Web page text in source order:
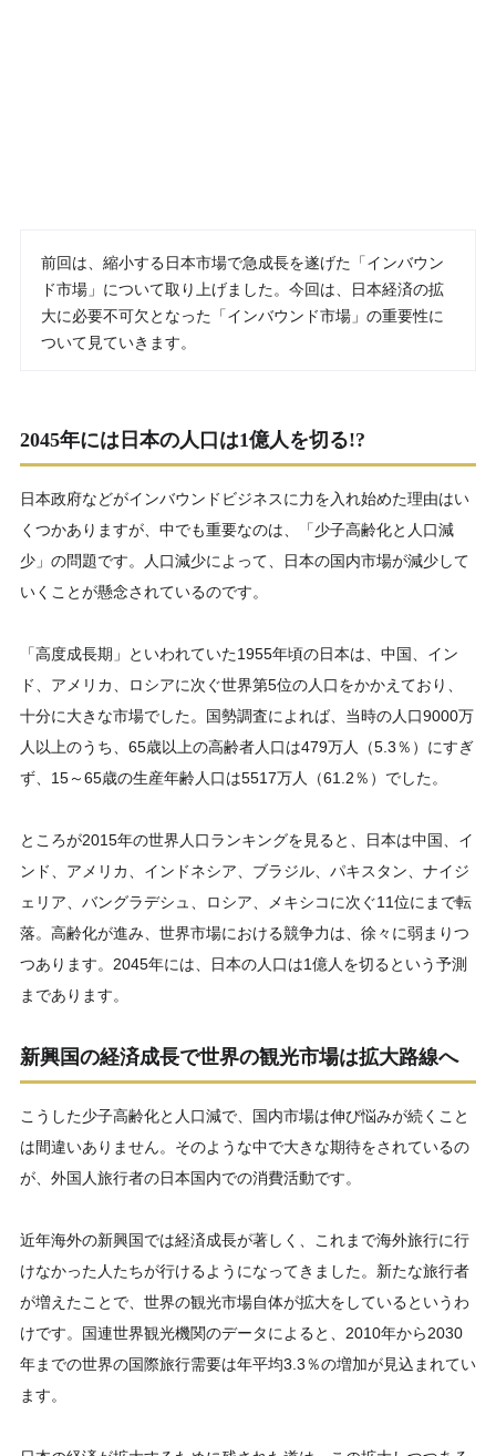
前回は、縮小する日本市場で急成長を遂げた「インバウン
ド市場」について取り上げました。今回は、日本経済の拡
大に必要不可欠となった「インバウンド市場」の重要性に
ついて見ていきます。
2045年には日本の人口は1億人を切る!?
日本政府などがインバウンドビジネスに力を入れ始めた理由はい
くつかありますが、中でも重要なのは、「少子高齢化と人口減
少」の問題です。人口減少によって、日本の国内市場が減少して
いくことが懸念されているのです。
「高度成長期」といわれていた1955年頃の日本は、中国、イン
ド、アメリカ、ロシアに次ぐ世界第5位の人口をかかえており、
十分に大きな市場でした。国勢調査によれば、当時の人口9000万
人以上のうち、65歳以上の高齢者人口は479万人（5.3％）にすぎ
ず、15～65歳の生産年齢人口は5517万人（61.2％）でした。
ところが2015年の世界人口ランキングを見ると、日本は中国、イ
ンド、アメリカ、インドネシア、ブラジル、パキスタン、ナイジ
ェリア、バングラデシュ、ロシア、メキシコに次ぐ11位にまで転
落。高齢化が進み、世界市場における競争力は、徐々に弱まりつ
つあります。2045年には、日本の人口は1億人を切るという予測
まであります。
新興国の経済成長で世界の観光市場は拡大路線へ
こうした少子高齢化と人口減で、国内市場は伸び悩みが続くこと
は間違いありません。そのような中で大きな期待をされているの
が、外国人旅行者の日本国内での消費活動です。
近年海外の新興国では経済成長が著しく、これまで海外旅行に行
けなかった人たちが行けるようになってきました。新たな旅行者
が増えたことで、世界の観光市場自体が拡大をしているというわ
けです。国連世界観光機関のデータによると、2010年から2030
年までの世界の国際旅行需要は年平均3.3％の増加が見込まれてい
ます。